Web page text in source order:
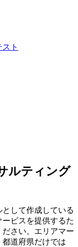
ト
ルティング
して作成している
ビスを提供するた
さい。エリアマー
道府県だけでは